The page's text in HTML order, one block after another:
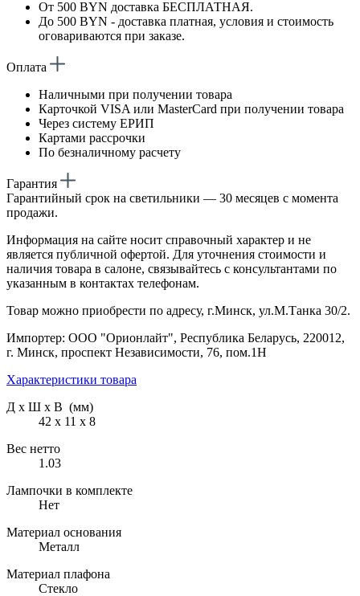
От 500 BYN доставка БЕСПЛАТНАЯ.
До 500 BYN - доставка платная, условия и стоимость
оговариваются при заказе.
Оплата
Наличными при получении товара
Карточкой VISA или MasterCard при получении товара
Через систему ЕРИП
Картами рассрочки
По безналичному расчету
Гарантия
Гарантийный срок на светильники — 30 месяцев с момента
продажи.
Информация на сайте носит справочный характер и не
является публичной офертой. Для уточнения стоимости и
наличия товара в салоне, связывайтесь с консультантами по
указанным в контактах телефонам.
Товар можно приобрести по адресу, г.Минск, ул.М.Танка 30/2.
Импортер: ООО "Орионлайт", Республика Беларусь, 220012,
г. Минск, проспект Независимости, 76, пом.1Н
Характеристики товара
Д х Ш х В (мм)
42 х 11 х 8
Вес нетто
1.03
Лампочки в комплекте
Нет
Материал основания
Металл
Материал плафона
Стекло